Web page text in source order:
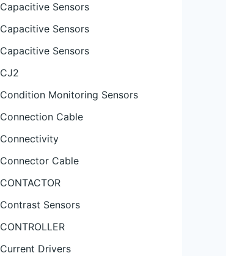
Capacitive Sensors
Capacitive Sensors
Capacitive Sensors
CJ2
Condition Monitoring Sensors
Connection Cable
Connectivity
Connector Cable
CONTACTOR
Contrast Sensors
CONTROLLER
Current Drivers